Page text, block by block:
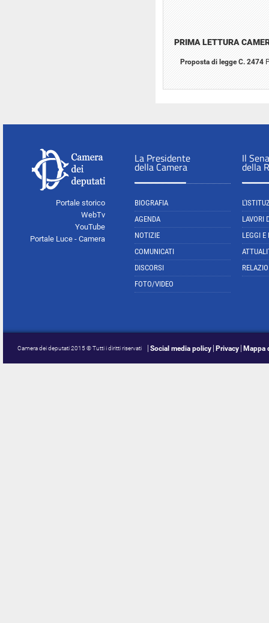
PRIMA LETTURA
Proposta di legge C. 2474
Portale storico
WebTv
YouTube
Portale Luce - Camera
La Presidente
della Camera
BIOGRAFIA
AGENDA
NOTIZIE
COMUNICATI
DISCORSI
FOTO/VIDEO
Il
della
LAVORI
LEGGI E
Camera dei deputati 2015 © Tutti i diritti riservati Social media policy Privacy Mappa